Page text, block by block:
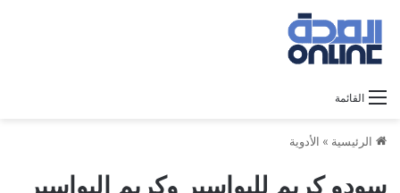
القائمة
الرئيسية » الأدوية
سودو كريم للبواسير وكريم البواسير